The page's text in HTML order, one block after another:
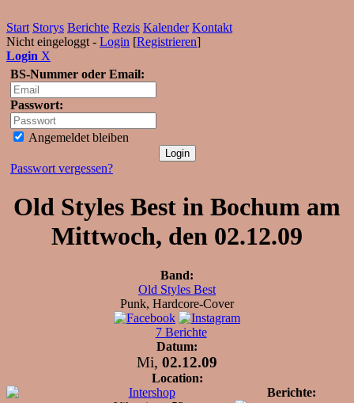
Start Storys Berichte Rezis Kalender Kontakt
Nicht eingeloggt - Login [Registrieren]
Login X
BS-Nummer oder Email:
Passwort:
Angemeldet bleiben
Passwort vergessen?
Old Styles Best in Bochum am
Mittwoch, den 02.12.09
Band:
Old Styles Best
Punk, Hardcore-Cover
7 Berichte
Datum:
Mi, 02.12.09
Location:
Intershop
Berichte: